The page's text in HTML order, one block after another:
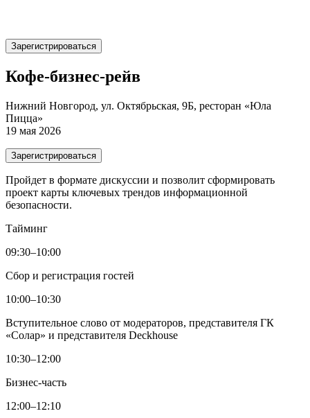
Зарегистрироваться
Кофе-бизнес-рейв
Нижний Новгород, ул. Октябрьская, 9Б, ресторан «Юла
Пицца»
19 мая 2026
Зарегистрироваться
Пройдет в формате дискуссии и позволит сформировать
проект карты ключевых трендов информационной
безопасности.
Тайминг
09:30–10:00
Сбор и регистрация гостей
10:00–10:30
Вступительное слово от модераторов, представителя ГК
«Солар» и представителя Deckhouse
10:30–12:00
Бизнес-часть
12:00–12:10